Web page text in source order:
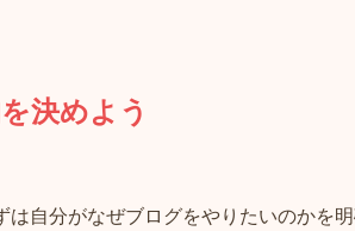
決めよう
自分がなぜブログをやりたいのかを明